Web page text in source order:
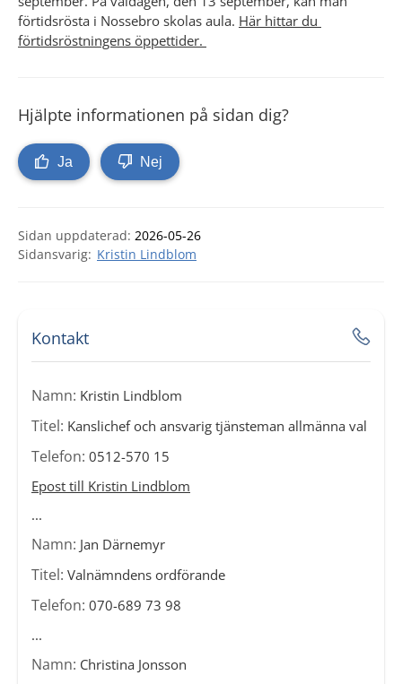
förtidsrösta i Nossebro skolas aula. Här hittar du
förtidsröstningens öppettider.
Hjälpte informationen på sidan dig?
Ja Nej
Sidan uppdaterad: 2026-05-26
Kristin Lindblom
Kontakt
Namn: Kristin Lindblom
Titel: Kanslichef och ansvarig tjänsteman allmänna val
Telefon: 0512-570 15
Epost till Kristin Lindblom
...
Namn: Jan Därnemyr
Titel: Valnämndens ordförande
Telefon: 070-689 73 98
...
Namn: Christina Jonsson